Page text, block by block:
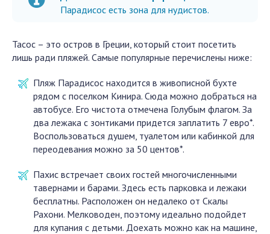
Парадисос есть зона для нудистов.
Тасос – это остров в Греции, который стоит посетить
лишь ради пляжей. Самые популярные перечислены ниже:
Пляж Парадисос находится в живописной бухте
рядом с поселком Кинира. Сюда можно добраться на
автобусе. Его чистота отмечена Голубым флагом. За
два лежака с зонтиками придется заплатить 7 евро*.
Воспользоваться душем, туалетом или кабинкой для
переодевания можно за 50 центов*.
Пахис встречает своих гостей многочисленными
тавернами и барами. Здесь есть парковка и лежаки
бесплатны. Расположен он недалеко от Скалы
Рахони. Мелководен, поэтому идеально подойдет
для купания с детьми. Доехать можно как на машине,